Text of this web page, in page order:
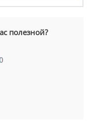
полезной?